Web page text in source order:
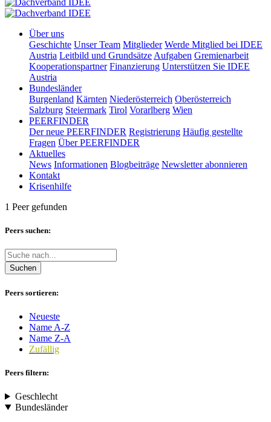
Über uns
Geschichte Unser Team Mitglieder Werde Mitglied bei IDEE
Austria Leitbild und Grundsätze Aufgaben Gremienarbeit
Kooperationspartner Finanzierung Unterstützen Sie IDEE
Austria
Bundesländer
Burgenland Kärnten Niederösterreich Oberösterreich
Salzburg Steiermark Tirol Vorarlberg Wien
PEERFINDER
Der neue PEERFINDER Registrierung Häufig gestellte
Fragen Über PEERFINDER
Aktuelles
News Informationen Blogbeiträge Newsletter abonnieren
Kontakt
Krisenhilfe
1 Peer gefunden
Peers suchen:
Suchen
Peers sortieren:
Neueste
Name A-Z
Name Z-A
Zufällig
Peers filtern:
Geschlecht
Bundesländer